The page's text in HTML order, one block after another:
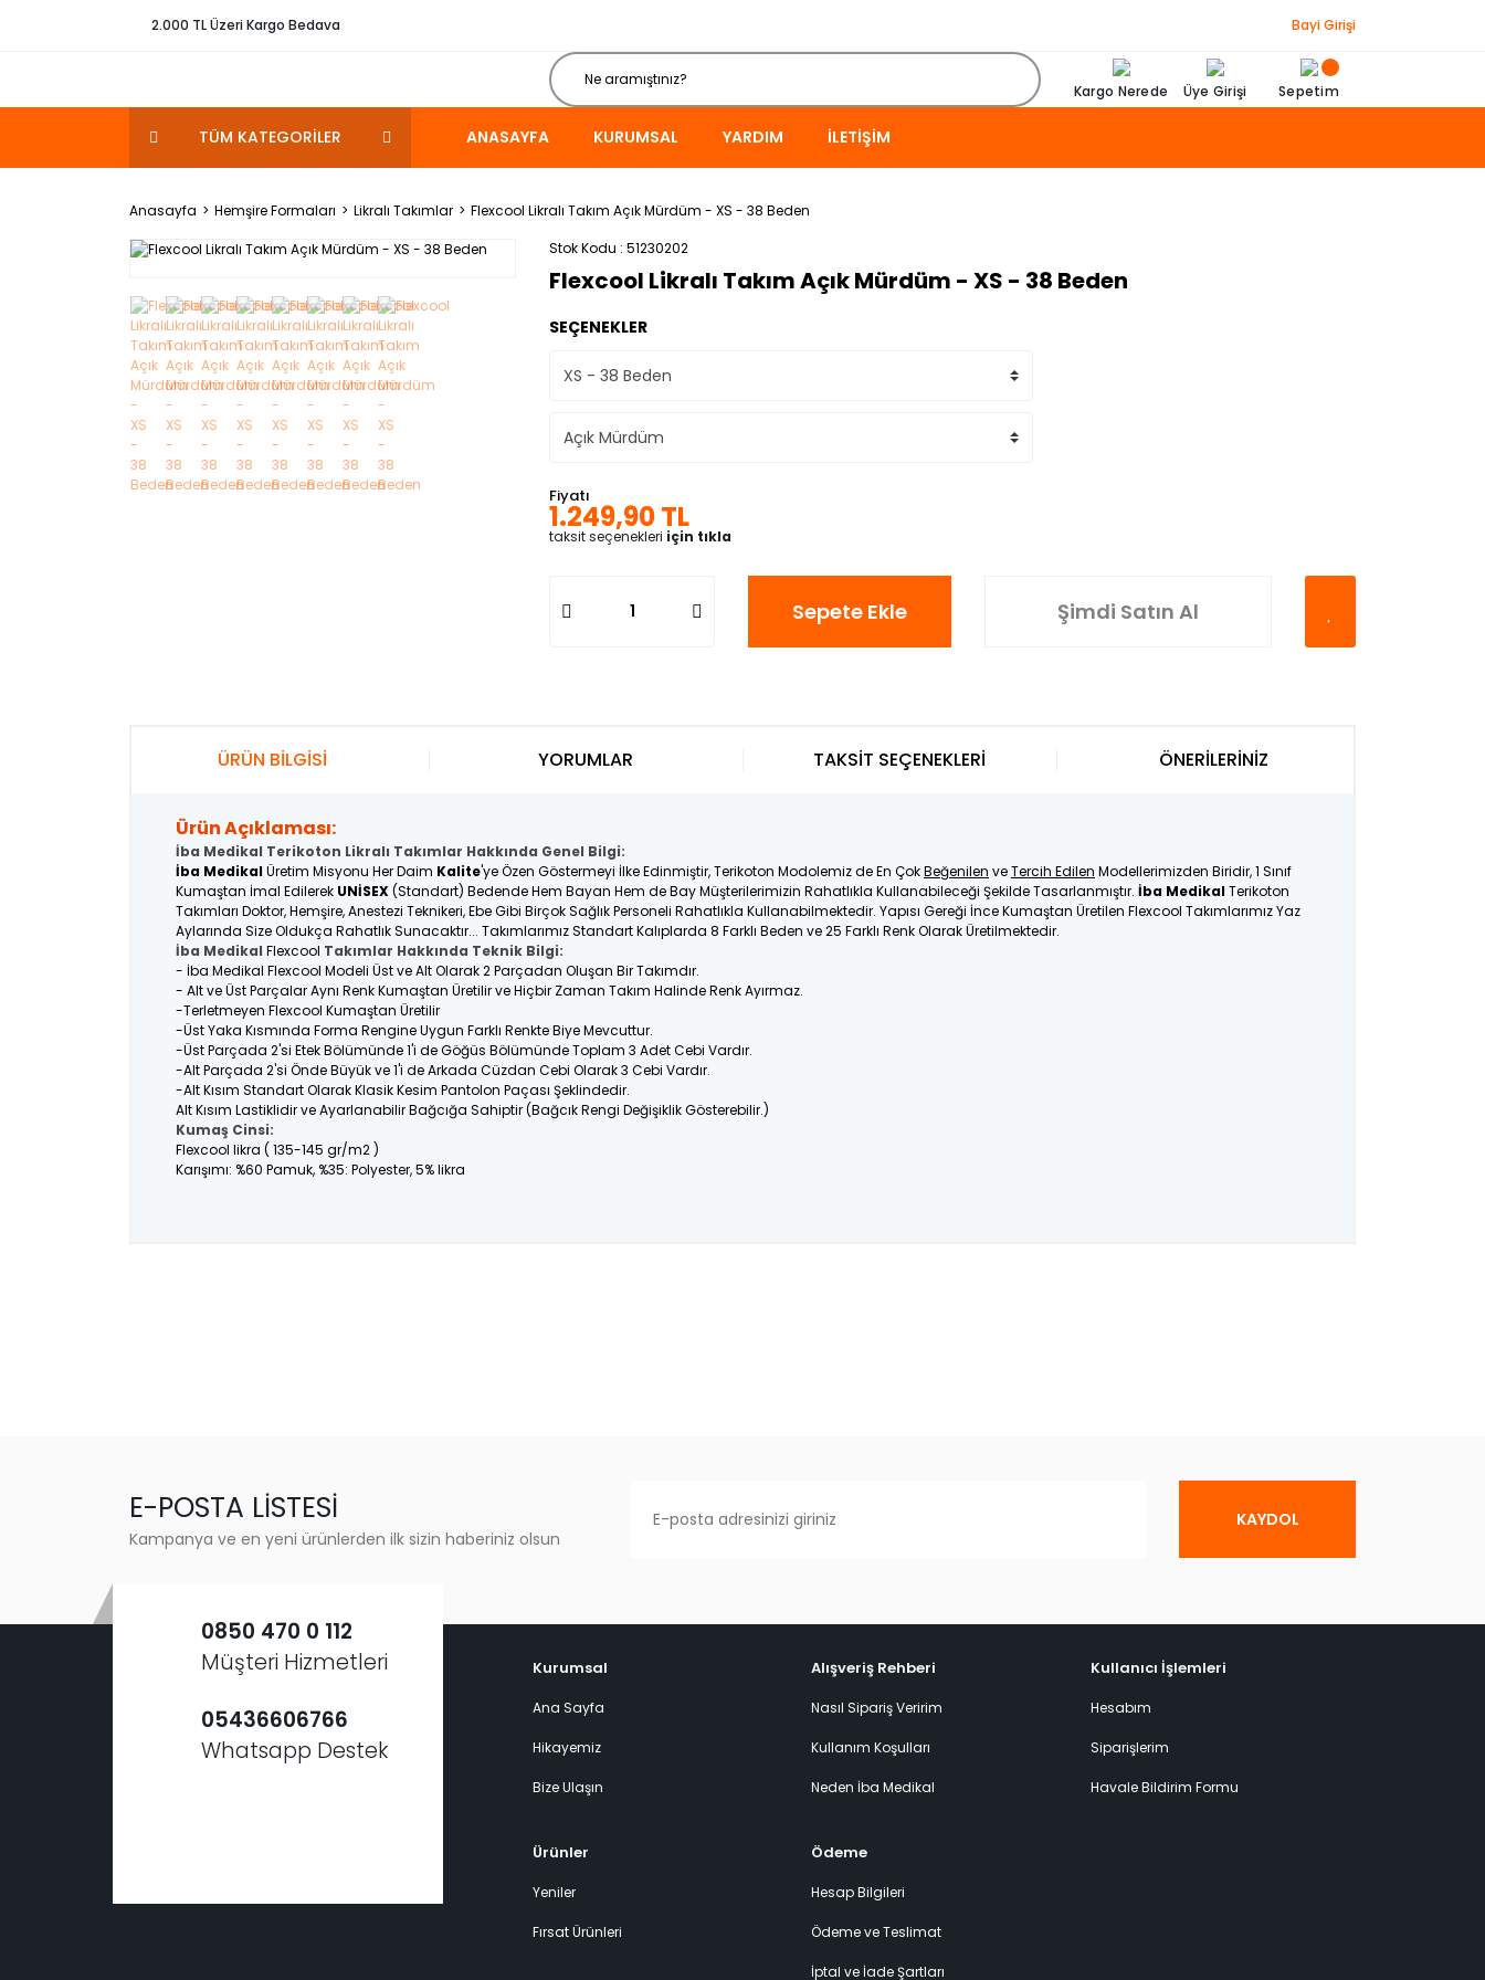
2.000 TL Üzeri Kargo Bedava Bayi Girişi
Kargo Nerede Üye Girişi Sepetim
TÜM KATEGORİLER ANASAYFA KURUMSAL YARDIM İLETIŞIM
Anasayfa Hemşire Formaları Likralı Takımlar
Flexcool Likralı Takım Açık Mürdüm - XS - 38 Beden
Stok Kodu 51230202
Flexcool Likralı Takım Açık Mürdüm - XS - 38 Beden
SEÇENEKLER
Fiyatı
1.249,90 TL
taksit seçenekleri için tıkla
Sepete Ekle Şimdi Satın Al
ÜRÜN BİLGİSİ
Ürün Açıklaması:
İba Medikal Terikoton Likralı Takımlar Hakkında Genel Bilgi:
İba MedikalÜretim Misyonu Her Daim Kalite'ye Özen Göstermeyi İlke Edinmiştir, Terikoton Modolemiz de En ÇokBeğenilen veTercih Edilen Modellerimizden Biridir, 1 Sınıf
Kumaştan İmal Edilerek UNİSEX (Standart) Bedende Hem Bayan Hem de Bay Müşterilerimizin Rahatlıkla Kullanabileceği Şekilde Tasarlanmıştır. İba MedikalTerikoton
Takımları Doktor, Hemşire, Anestezi Teknikeri, Ebe Gibi Birçok Sağlık Personeli Rahatlıkla Kullanabilmektedir. Yapısı Gereği İnce Kumaştan Üretilen Flexcool Takımlarımız Yaz
Aylarında Size Oldukça Rahatlık Sunacaktır... Takımlarımız Standart Kalıplarda 8 Farklı Beden ve 25 Farklı Renk Olarak Üretilmektedir.
İba Medikal Flexcool Takımlar Hakkında Teknik Bilgi:
- İba Medikal Flexcool Modeli Üst ve Alt Olarak 2 Parçadan Oluşan Bir Takımdır.
- Alt ve Üst Parçalar Aynı Renk Kumaştan Üretilir ve Hiçbir Zaman Takım Halinde Renk Ayırmaz.
-Terletmeyen Flexcool Kumaştan Üretilir
-Üst Yaka Kısmında Forma Rengine Uygun Farklı Renkte Biye Mevcuttur.
-Üst Parçada 2'si Etek Bölümünde 1'i de Göğüs Bölümünde Toplam 3 Adet Cebi Vardır.
-Alt Parçada 2'si Önde Büyük ve 1'i de Arkada Cüzdan Cebi Olarak 3 Cebi Vardır.
-Alt Kısım Standart Olarak Klasik Kesim Pantolon Paçası Şeklindedir.
Alt Kısım Lastiklidir ve Ayarlanabilir Bağcığa Sahiptir (Bağcık Rengi Değişiklik Gösterebilir.)
Kumaş Cinsi:
Flexcool likra ( 135-145 gr/m2 )
Karışımı: %60 Pamuk, %35: Polyester, 5% likra
YORUMLAR TAKSİT SEÇENEKLERİ ÖNERİLERİNİZ
E-POSTA LİSTESİ
Kampanya ve en yeni ürünlerden ilk sizin haberiniz olsun
KAYDOL
0850 470 0 112
Müşteri Hizmetleri
05436606766
Whatsapp Destek
Kurumsal
Ana Sayfa
Hikayemiz
Bize Ulaşın
Alışveriş Rehberi
Nasıl Sipariş Veririm
Kullanım Koşulları
Neden İba Medikal
Ürünler
Yeniler
Fırsat Ürünleri
Ödeme
Hesap Bilgileri
Ödeme ve Teslimat
İptal ve İade Şartları
Kullanıcı İşlemleri
Hesabım
Siparişlerim
Havale Bildirim Formu